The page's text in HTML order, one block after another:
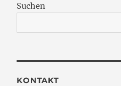
Suchen
KONTAKT